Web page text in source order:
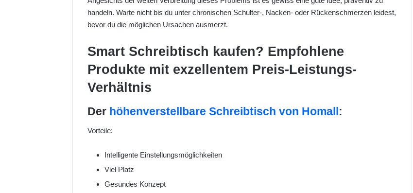
handeln. Warte nicht bis du unter chronischen Schulter-, Nacken- oder Rückenschmerzen leidest,
bevor du die möglichen Ursachen ausmerzt.
Smart Schreibtisch kaufen? Empfohlene
Produkte mit exzellentem Preis-Leistungs-
Verhältnis
Der höhenverstellbare Schreibtisch von Homall:
Vorteile:
Intelligente Einstellungsmöglichkeiten
Viel Platz
Gesundes Konzept